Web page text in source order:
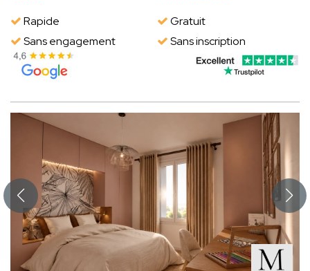
Rapide
Gratuit
Sans engagement
Sans inscription